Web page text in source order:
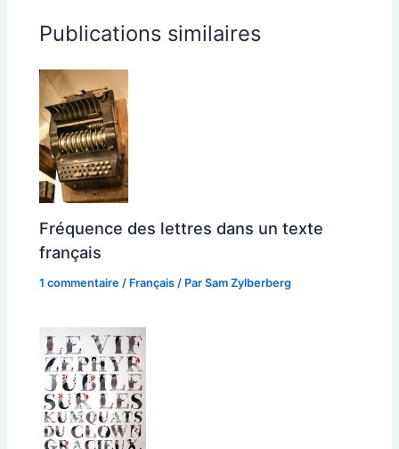
Publications similaires
Fréquence des lettres dans un texte
français
1 commentaire / Français / ParSam Zylberberg